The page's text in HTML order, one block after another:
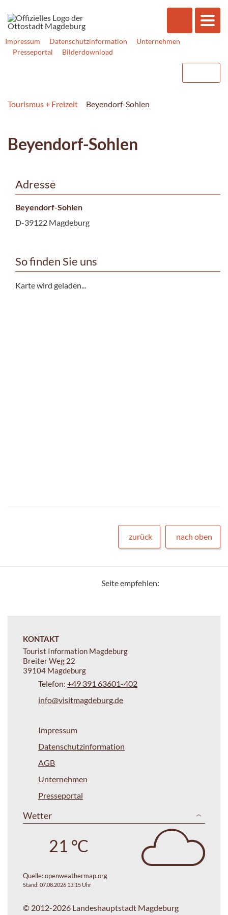
Impressum Datenschutzinformation
Unternehmen
Presseportal
Bilderdownload
Tourismus + Freizeit Beyendorf-Sohlen
Beyendorf-Sohlen
Adresse
Beyendorf-Sohlen
D-39122 Magdeburg
So finden Sie uns
Karte wird geladen...
zurück nach oben
Seite empfehlen:
KONTAKT
Tourist Information Magdeburg
Breiter Weg 22
39104 Magdeburg
Telefon: +49 391 63601-402
info@visitmagdeburg.de
Impressum
Datenschutzinformation
AGB
Unternehmen
Presseportal
Wetter
21 °C
Quelle:openweathermap.org
Stand: 07.08.2026 13:15 Uhr
© 2012-2026 Landeshauptstadt Magdeburg